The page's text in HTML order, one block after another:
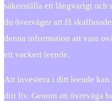
säkerställa ett långvarigt och
du överväger att få
denna information att vara
ett vackert leende.
Att investera i ditt leende
ditt liv. Genom att överväga